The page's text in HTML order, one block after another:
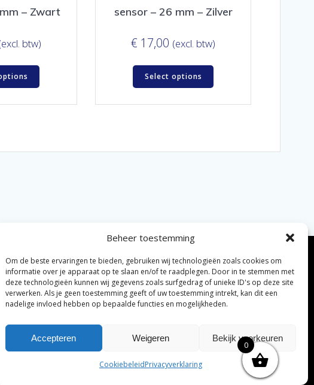
Beheer toestemming
Om de beste ervaringen te bieden, gebruiken wij technologieën zoals cookies om
informatie over je apparaat op te slaan en/of te raadplegen. Door in te stemmen met
deze technologieën kunnen wij gegevens zoals surfgedrag of unieke ID's op deze site
verwerken. Als je geen toestemming geeft of uw toestemming intrekt, kan dit een
nadelige invloed hebben op bepaalde functies en mogelijkheden.
Accepteren Weigeren Bekijk voorkeuren
CookiebeleidPrivacyverklaring
– Zwart
btw)
sensor – 26 mm – Zilver
€ 17,00 (excl. btw)
Select options
| Zakelijke algemene voorwaarden
tenzij anders vermeld. 0